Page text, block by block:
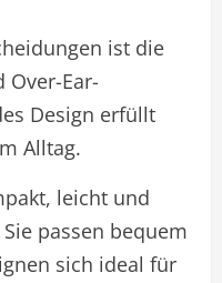
ist die
Over-Ear-
Design erfüllt
Alltag.
leicht und
passen bequem
sich ideal für